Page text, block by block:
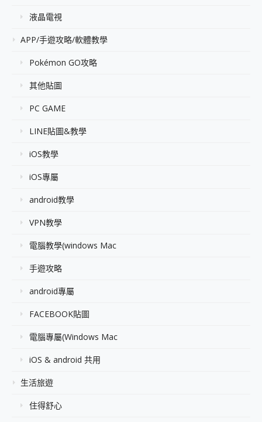
液晶電視
APP/手遊攻略/軟體教學
Pokémon GO攻略
其他貼圖
PC GAME
LINE貼圖&教學
iOS教學
iOS專屬
android教學
VPN教學
電腦教學(windows Mac
手遊攻略
android專屬
FACEBOOK貼圖
電腦專屬(Windows Mac
iOS & android 共用
生活旅遊
住得舒心